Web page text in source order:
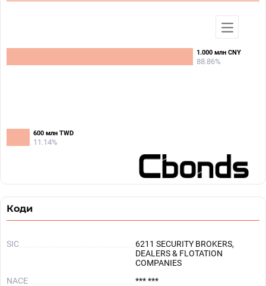
1.000 млн CNY
88.86%
1.000 млн CNY
88.86%
600 млн TWD
11.14%
600 млн TWD
11.14%
Коди
SIC
6211 SECURITY BROKERS,
DEALERS & FLOTATION
COMPANIES
NACE
*** ***